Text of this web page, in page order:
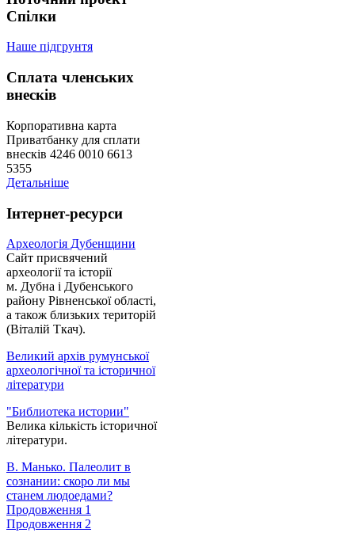
Спілки
Наше підгрунтя
Сплата членських
внесків
Корпоративна карта
Приватбанку для сплати
внесків 4246 0010 6613
5355
Детальніше
Інтернет-ресурси
Археологія Дубенщини
Сайт присвячений
археології та історії
м. Дубна і Дубенського
району Рівненської області,
а також близьких територій
(Віталій Ткач).
Великий архів румунської
археологічної та історичної
літератури
"Библиотека истории"
Велика кількість історичної
літератури.
В. Манько. Палеолит в
сознании: скоро ли мы
станем людоедами?
Продовження 1
Продовження 2